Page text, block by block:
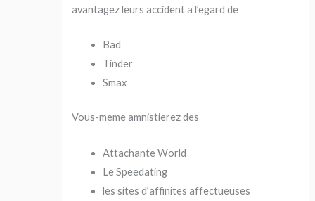
avantagez leurs accident a l’egard de
Bad
Tinder
Smax
Vous-meme amnistierez des
Attachante World
Le Speedating
les sites d’affinites affectueuses